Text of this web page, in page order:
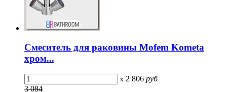
Смеситель для раковины Mofem Kometa
хром...
x 2 806 руб
3 084